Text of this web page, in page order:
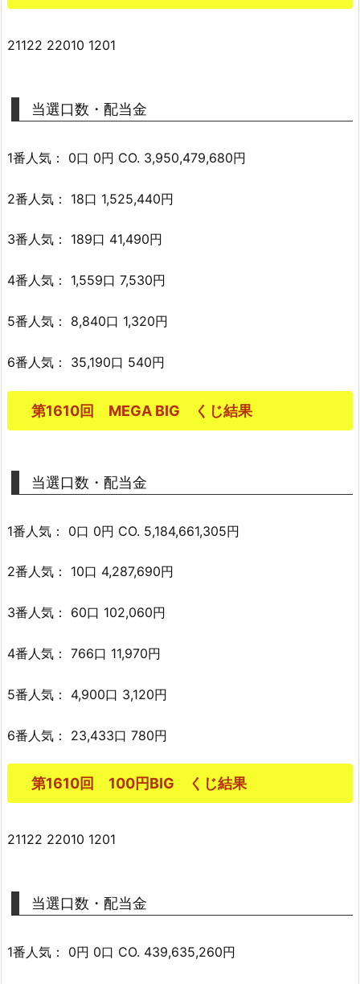
21122 22010 1201
当選口数・配当金
1番人気： 0口 0円 CO. 3,950,479,680円
2番人気： 18口 1,525,440円
3番人気： 189口 41,490円
4番人気： 1,559口 7,530円
5番人気： 8,840口 1,320円
6番人気： 35,190口 540円
第1610回 MEGA BIG くじ結果
当選口数・配当金
1番人気： 0口 0円 CO. 5,184,661,305円
2番人気： 10口 4,287,690円
3番人気： 60口 102,060円
4番人気： 766口 11,970円
5番人気： 4,900口 3,120円
6番人気： 23,433口 780円
第1610回 100円BIG くじ結果
21122 22010 1201
当選口数・配当金
1番人気： 0円 0口 CO. 439,635,260円